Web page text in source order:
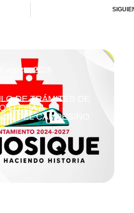
6 agosto, 2026
DE TRÁMITES DE
LLEGA A
DEL CAMPESINO